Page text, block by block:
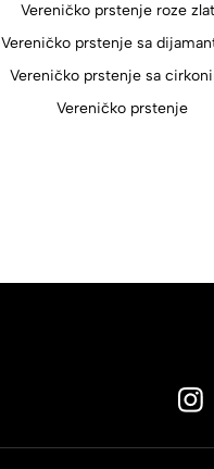
Vereničko prstenje roze
Vereničko prstenje sa
Vereničko prstenje sa
Vereničko prstenje